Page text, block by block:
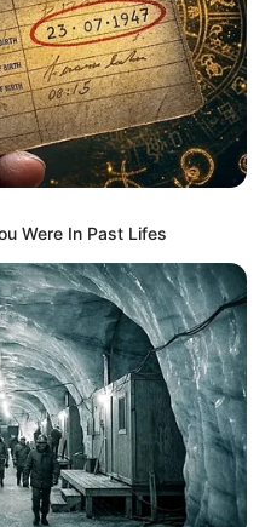
Were In Past Lifes